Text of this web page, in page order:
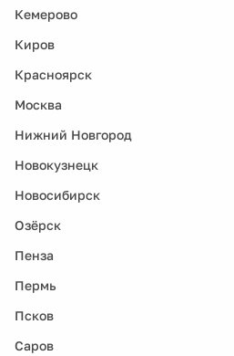
Кемерово
Киров
Красноярск
Москва
Нижний Новгород
Новокузнецк
Новосибирск
Озёрск
Пенза
Пермь
Псков
Саров